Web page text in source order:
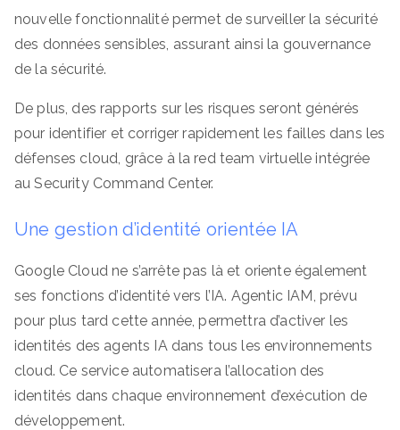
nouvelle fonctionnalité permet de surveiller la sécurité
des données sensibles, assurant ainsi la gouvernance
de la sécurité.
De plus, des rapports sur les risques seront générés
pour identifier et corriger rapidement les failles dans les
défenses cloud, grâce à la red team virtuelle intégrée
au Security Command Center.
Une gestion d’identité orientée IA
Google Cloud ne s’arrête pas là et oriente également
ses fonctions d’identité vers l’IA. Agentic IAM, prévu
pour plus tard cette année, permettra d’activer les
identités des agents IA dans tous les environnements
cloud. Ce service automatisera l’allocation des
identités dans chaque environnement d’exécution de
développement.